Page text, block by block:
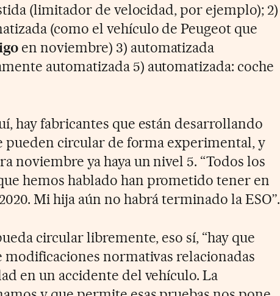
(limitador de velocidad, por ejemplo); 2)
(como el vehículo de Peugeot que
en noviembre) 3) automatizada
automatizada 5) automatizada: coche
hay fabricantes que están desarrollando
pueden circular de forma experimental, y
noviembre ya haya un nivel 5. “Todos los
hemos hablado han prometido tener en
Mi hija aún no habrá terminado la ESO”.
circular libremente, eso sí, “hay que
modificaciones normativas relacionadas
en un accidente del vehículo. La